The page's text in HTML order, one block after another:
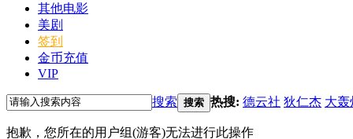
其他电影
美剧
签到
金币充值
VIP
搜索 搜索 热搜: 德云社 狄仁杰 大轰
抱歉，您所在的用户组(游客)无法进行此操作